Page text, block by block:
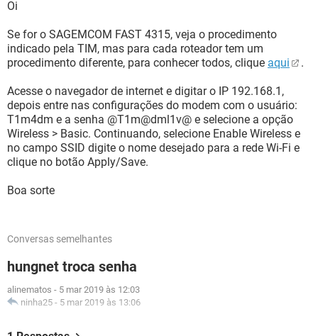
Oi
Se for o SAGEMCOM FAST 4315, veja o procedimento
indicado pela TIM, mas para cada roteador tem um
procedimento diferente, para conhecer todos, clique aqui .
Acesse o navegador de internet e digitar o IP 192.168.1,
depois entre nas configurações do modem com o usuário:
T1m4dm e a senha @T1m@dml1v@ e selecione a opção
Wireless > Basic. Continuando, selecione Enable Wireless e
no campo SSID digite o nome desejado para a rede Wi-Fi e
clique no botão Apply/Save.
Boa sorte
Conversas semelhantes
hungnet troca senha
alinematos - 5 mar 2019 às 12:03
ninha25 - 5 mar 2019 às 13:06